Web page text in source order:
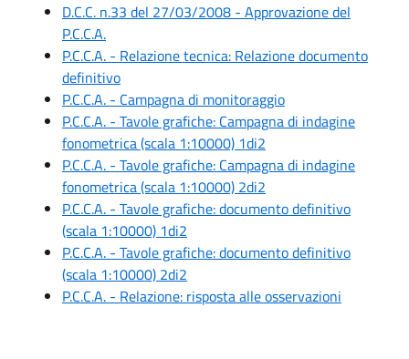
D.C.C. n.33 del 27/03/2008 - Approvazione del
P.C.C.A.
P.C.C.A. - Relazione tecnica: Relazione documento
definitivo
P.C.C.A. - Campagna di monitoraggio
P.C.C.A. - Tavole grafiche: Campagna di indagine
fonometrica (scala 1:10000) 1di2
P.C.C.A. - Tavole grafiche: Campagna di indagine
fonometrica (scala 1:10000) 2di2
P.C.C.A. - Tavole grafiche: documento definitivo
(scala 1:10000) 1di2
P.C.C.A. - Tavole grafiche: documento definitivo
(scala 1:10000) 2di2
P.C.C.A. - Relazione: risposta alle osservazioni